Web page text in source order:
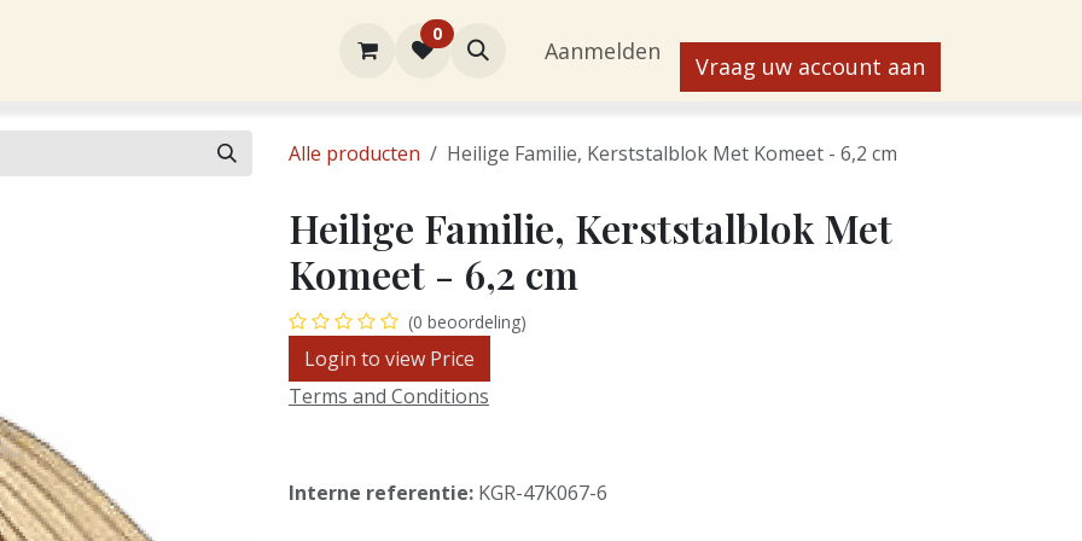
Contact
0
Aanmelden
Vraag uw account aan
Alle producten Heilige Familie, Kerststalblok Met Komeet - 6,2 cm
Heilige Familie, Kerststalblok Met
Komeet - 6,2 cm
(0 beoordeling)
Login to view Price
Terms and Conditions
Interne referentie: KGR-47K067-6